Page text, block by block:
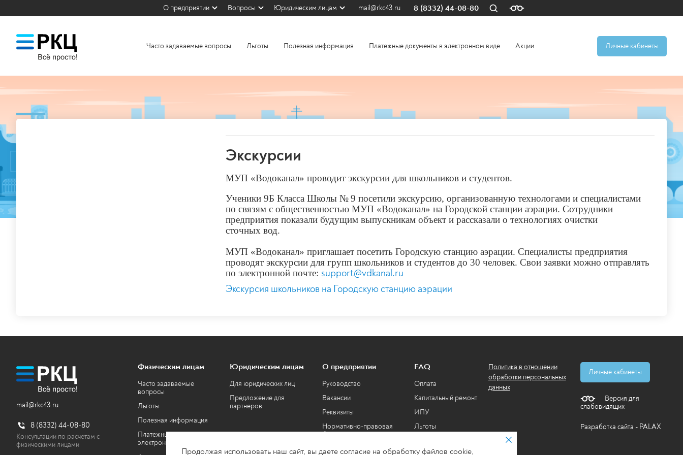
О предприятии Вопросы Юридическим лицам mail@rkc43.ru 8 (8332) 44-08-80
Часто задаваемые вопросы Льготы Полезная информация Платежные документы в электронном виде Акции Личные кабинеты
Экскурсии
МУП «Водоканал» проводит экскурсии для школьников и студентов.
Ученики 9Б Класса Школы № 9 посетили экскурсию, организованную технологами и специалистами
по связям с общественностью МУП «Водоканал» на Городской станции аэрации. Сотрудники
предприятия показали будущим выпускникам объект и рассказали о технологиях очистки
сточных вод.
МУП «Водоканал» приглашает посетить Городскую станцию аэрации. Специалисты предприятия
проводят экскурсии для групп школьников и студентов до 30 человек. Свои заявки можно отправлять
по электронной почте: support@vdkanal.ru
Экскурсия школьников на Городскую станцию аэрации
mail@rkc43.ru
8 (8332) 44-08-80
Консультации по расчетам с
физическими лицами
Физическим лицам
Часто задаваемые
вопросы
Льготы
Полезная информация
Платежные документы в
электронном виде
Юридическим лицам
Для юридических лиц
Предложение для
партнеров
О предприятии
Руководство
Вакансии
Реквизиты
Нормативно-правовая
база
Охрана труда
FAQ
Оплата
Капитальный ремонт
ИПУ
Льготы
Политика в отношении
обработки персональных
данных
Личные кабинеты
Версия для
слабовидящих
Разработка сайта - PALAX
Продолжая использовать наш сайт, вы даете согласие на обработку файлов cookie,